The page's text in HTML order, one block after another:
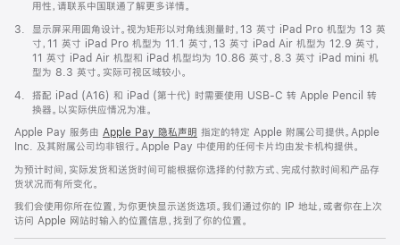
用性，请联系中国联通了解更多详情。
脚
3.
显示屏采用圆角设计。视为矩形以对角线测量时，13 英寸 iPad Pro 机型为 13 英
寸，11 英寸 iPad Pro 机型为 11.1 英寸，13 英寸 iPad Air 机型为 12.9 英寸，
11 英寸 iPad Air 机型和 iPad 机型均为 10.86 英寸，8.3 英寸 iPad mini 机
型为 8.3 英寸。实际可视区域较小。
脚
4.
搭配 iPad (A16) 和 iPad (第十代) 时需要使用 USB-C 转 Apple Pencil 转
换器。以实际供应情况为准。
Apple Pay 服务由 Apple Pay 隐私声明 指定的特定 Apple 附属公司提供。Apple
Inc. 及其附属公司均非银行。Apple Pay 中使用的任何卡片均由发卡机构提供。
为预计时间，实际发货和送货时间可能根据你选择的付款方式、完成付款时间和产品存
货状况而有所变化。
我们会使用你所在位置，为你更快显示送货选项。我们通过你的 IP 地址，或者你在上次
访问 Apple 网站时输入的位置信息，找到了你的位置。